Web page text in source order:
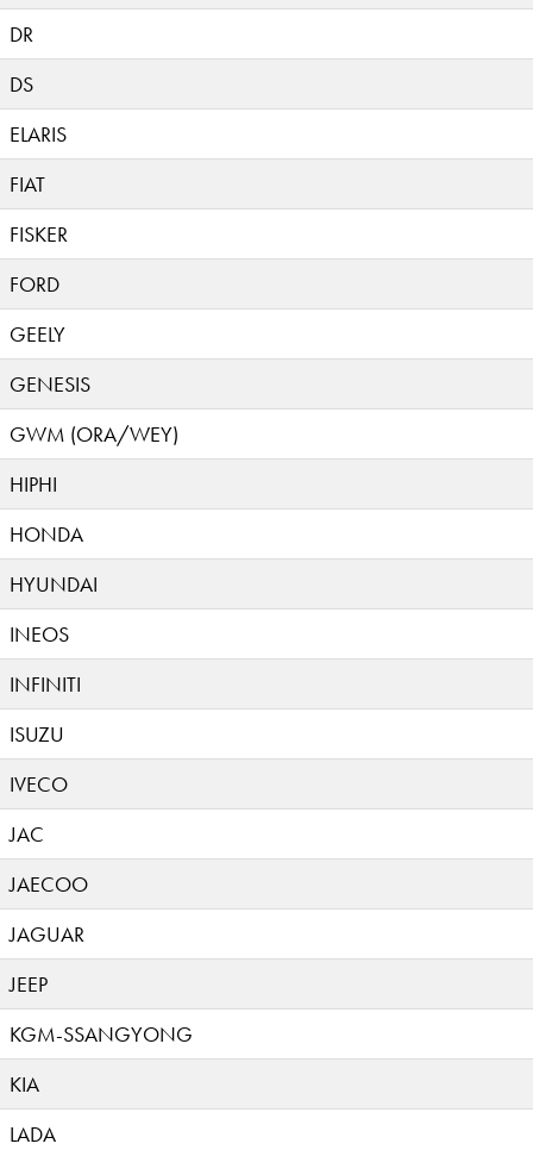
DR
DS
ELARIS
FIAT
FISKER
FORD
GEELY
GENESIS
GWM (ORA/WEY)
HIPHI
HONDA
HYUNDAI
INEOS
INFINITI
ISUZU
IVECO
JAC
JAECOO
JAGUAR
JEEP
KGM-SSANGYONG
KIA
LADA